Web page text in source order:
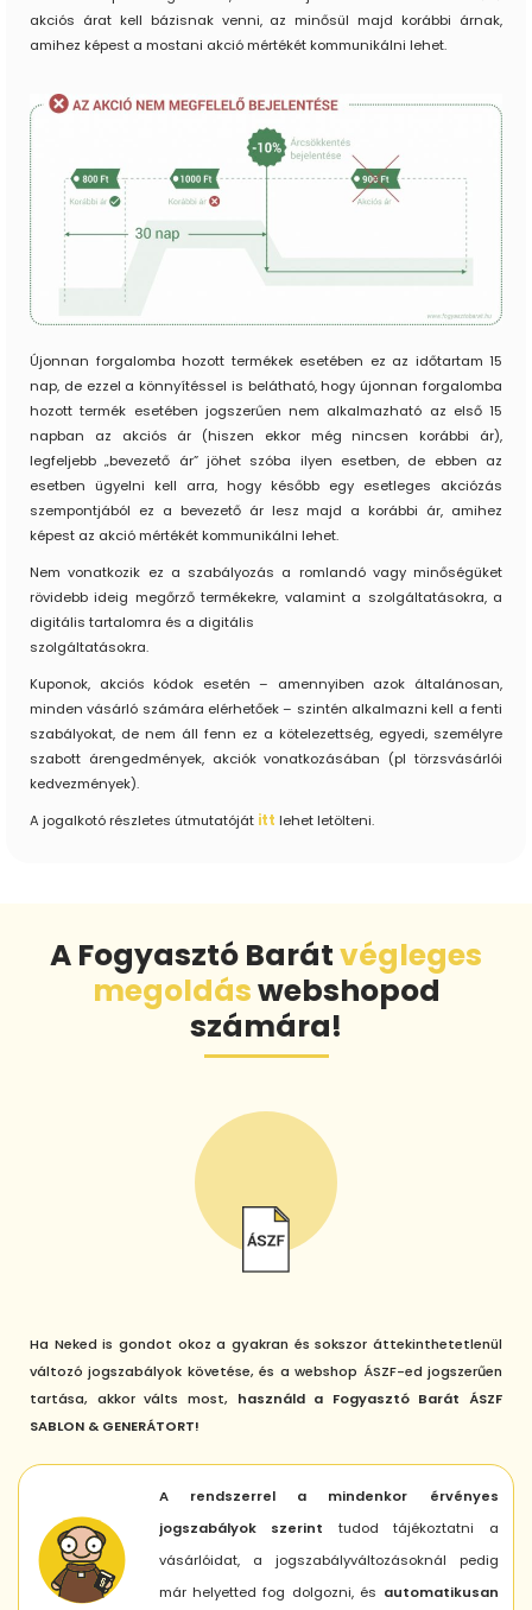
akciós árat kell bázisnak venni, az minősül majd korábbi árnak,
amihez képest a mostani akció mértékét kommunikálni lehet.
Újonnan forgalomba hozott termékek esetében ez az időtartam 15
nap, de ezzel a könnyítéssel is belátható, hogy újonnan forgalomba
hozott termék esetében jogszerűen nem alkalmazható az első 15
napban az akciós ár (hiszen ekkor még nincsen korábbi ár),
legfeljebb „bevezető ár” jöhet szóba ilyen esetben, de ebben az
esetben ügyelni kell arra, hogy később egy esetleges akciózás
szempontjából ez a bevezető ár lesz majd a korábbi ár, amihez
képest az akció mértékét kommunikálni lehet.
Nem vonatkozik ez a szabályozás a romlandó vagy minőségüket
rövidebb ideig megőrző termékekre, valamint a szolgáltatásokra, a
digitális tartalomra és a digitális
szolgáltatásokra.
Kuponok, akciós kódok esetén – amennyiben azok általánosan,
minden vásárló számára elérhetőek – szintén alkalmazni kell a fenti
szabályokat, de nem áll fenn ez a kötelezettség, egyedi, személyre
szabott árengedmények, akciók vonatkozásában (pl törzsvásárlói
kedvezmények).
A jogalkotó részletes útmutatóját itt lehet letölteni.
A Fogyasztó Barátvégleges
megoldáswebshopod
számára!
Ha Neked is gondot okoz a gyakran és sokszor áttekinthetetlenül
változó jogszabályok követése, és a webshop ÁSZF-ed jogszerűen
tartása, akkor válts most, használd a Fogyasztó Barát ÁSZF
SABLON & GENERÁTORT!
A rendszerrel a mindenkor érvényes
jogszabályok szerint tudod tájékoztatni a
vásárlóidat, a jogszabályváltozásoknál pedig
már helyetted fog dolgozni, és automatikusan